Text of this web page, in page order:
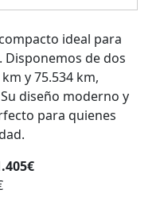
ideal para
de dos
y 75.534 km,
diseño moderno y
para quienes